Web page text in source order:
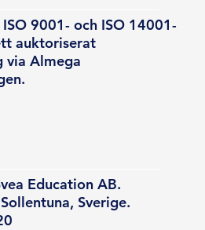
9001- och ISO 14001-
auktoriserat
via Almega
Education AB.
Sverige.